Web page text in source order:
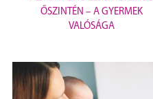
ŐSZINTÉN – A GYERMEK
VALÓSÁGA